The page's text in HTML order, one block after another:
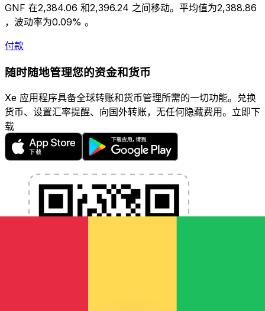
GNF 在2,384.06 和2,396.24 之间移动。平均值为2,388.86
，波动率为0.09% 。
付款
随时随地管理您的资金和货币
Xe 应用程序具备全球转账和货币管理所需的一切功能。兑换
货币、设置汇率提醒、向国外转账，无任何隐藏费用。立即下
载